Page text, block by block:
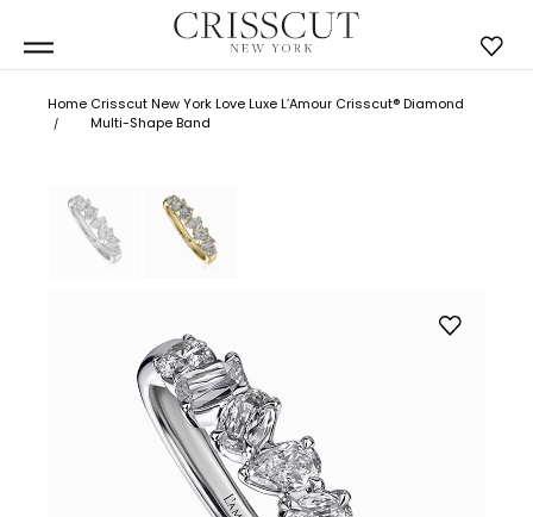
Home Crisscut New York Love Luxe L’Amour Crisscut® Diamond
Multi-Shape Band